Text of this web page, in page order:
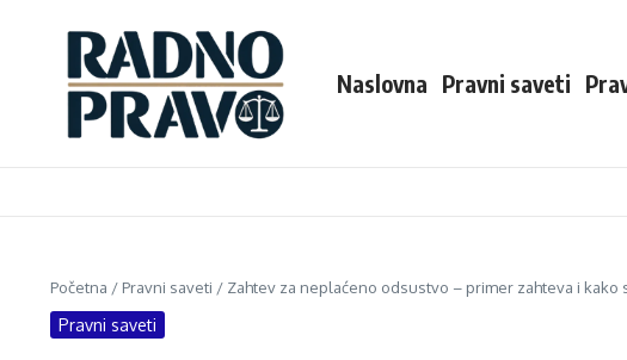
Naslovna Pravni saveti
Početna / Pravni saveti / Zahtev za neplaćeno odsustvo – primer zahteva i kako
Pravni saveti